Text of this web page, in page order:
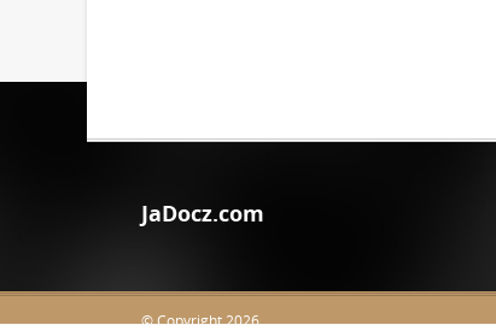
JaDocz.com
© Copyright 2026